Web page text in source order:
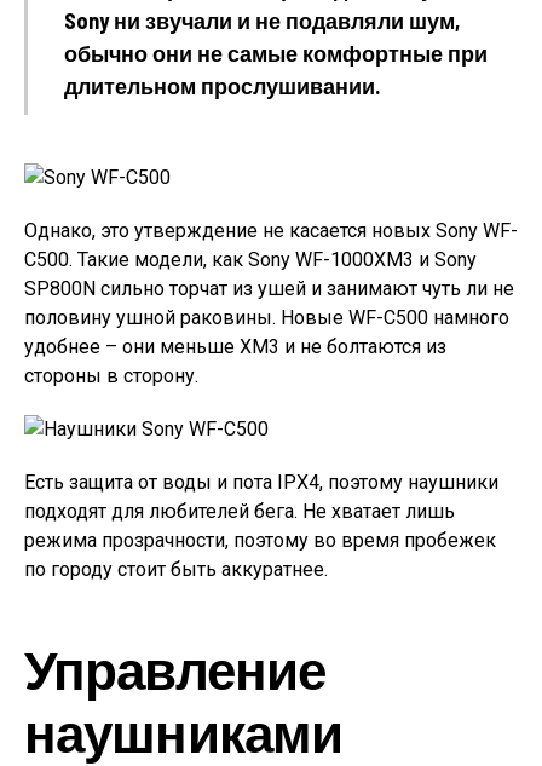
Sony ни звучали и не подавляли шум,
обычно они не самые комфортные при
длительном прослушивании.
Однако, это утверждение не касается новых Sony WF-
C500. Такие модели, как Sony WF-1000XM3 и Sony
SP800N сильно торчат из ушей и занимают чуть ли не
половину ушной раковины. Новые WF-C500 намного
удобнее – они меньше XM3 и не болтаются из
стороны в сторону.
Есть защита от воды и пота IPX4, поэтому наушники
подходят для любителей бега. Не хватает лишь
режима прозрачности, поэтому во время пробежек
по городу стоит быть аккуратнее.
Управление
наушниками